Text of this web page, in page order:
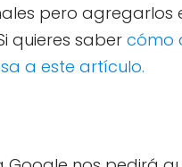
pero agregarlos
quieres saber cómo
a este artículo.